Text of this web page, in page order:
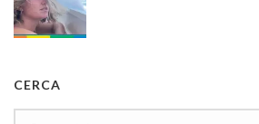
CERCA